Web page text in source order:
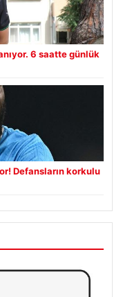
6 saatte günlük
Defansların korkulu